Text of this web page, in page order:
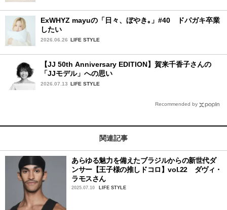
ExWHYZ mayuの「日々、ぼやき｡」#40 ドパガキ卒業
したい
2026.06.26 LIFE STYLE
【JJ 50th Anniversary EDITION】賀来千香子さんの
「JJモデル」への思い
2026.07.13 LIFE STYLE
Recommended by
関連記事
あらゆる魅力を備えたブラジルからの新世代ダ
ンサー【王子様の推しドコロ】vol.22 ダヴィ・
ラモスさん
2025.07.10 LIFE STYLE